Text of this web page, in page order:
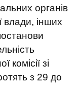
органів
влади, інших
комісії зі
з 29 до